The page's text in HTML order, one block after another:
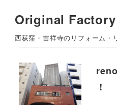
Original Factory
西荻窪・吉祥寺のリフォーム・
！